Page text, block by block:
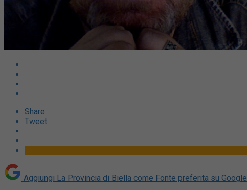
Share
Tweet
Aggiungi La Provincia di Biella come Fonte preferita su Google